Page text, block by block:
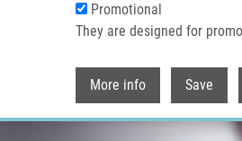
Promotional
They are designed for
More info Save